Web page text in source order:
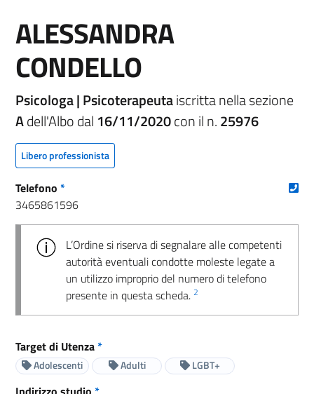
ALESSANDRA
CONDELLO
Psicologa | Psicoterapeutaiscritta nella sezione
Adell'Albo dal 16/11/2020con il n.25976
Libero professionista
Telefono *
3465861596
L’Ordine si riserva di segnalare alle competenti
autorità eventuali condotte moleste legate a
un utilizzo improprio del numero di telefono
presente in questa scheda. 2
Target di Utenza*
Adolescenti Adulti LGBT+